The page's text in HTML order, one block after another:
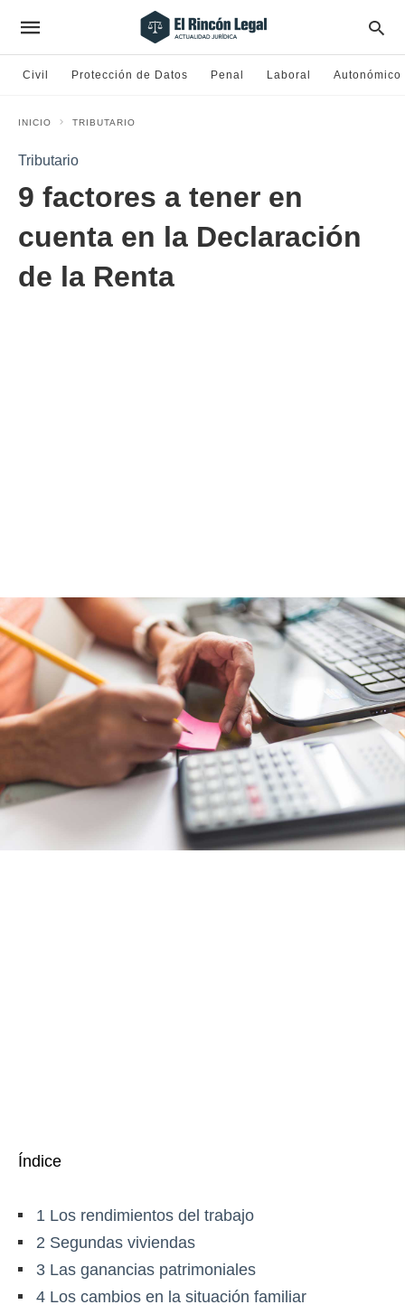
Civil Protección de Datos Penal Laboral Autonómico
INICIO TRIBUTARIO
Tributario
9 factores a tener en
cuenta en la Declaración
de la Renta
Índice
1 Los rendimientos del trabajo
2 Segundas viviendas
3 Las ganancias patrimoniales
4 Los cambios en la situación familiar